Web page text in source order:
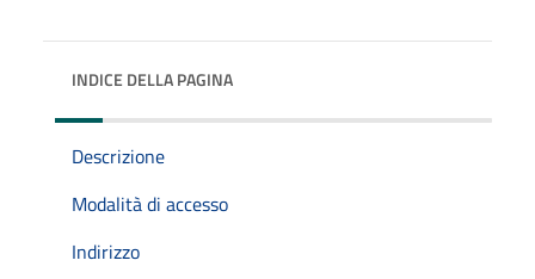
INDICE DELLA PAGINA
Descrizione
Modalità di accesso
Indirizzo